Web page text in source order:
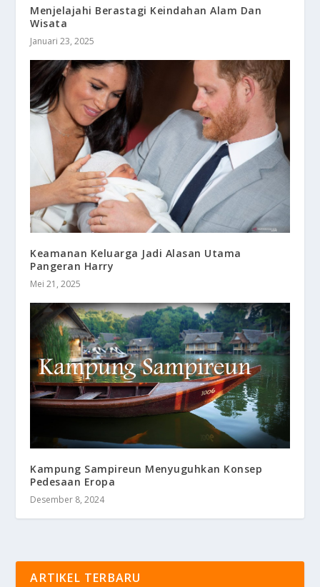
Menjelajahi Berastagi Keindahan Alam Dan
Wisata
Januari 23, 2025
Keamanan Keluarga Jadi Alasan Utama
Pangeran Harry
Mei 21, 2025
Kampung Sampireun Menyuguhkan Konsep
Pedesaan Eropa
Desember 8, 2024
ARTIKEL TERBARU